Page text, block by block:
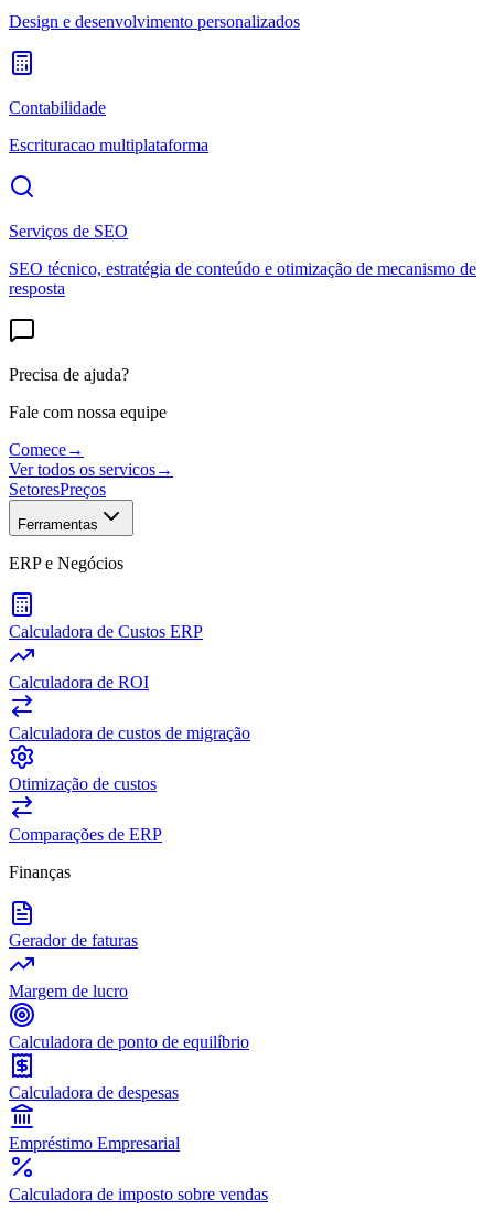
Design e desenvolvimento personalizados
Contabilidade
Escrituracao multiplataforma
Serviços de SEO
SEO técnico, estratégia de conteúdo e otimização de mecanismo de
resposta
Precisa de ajuda?
Fale com nossa equipe
Comece→
Ver todos os servicos→
SetoresPreços
Ferramentas
ERP e Negócios
Calculadora de Custos ERP
Calculadora de ROI
Calculadora de custos de migração
Otimização de custos
Comparações de ERP
Finanças
Gerador de faturas
Margem de lucro
Calculadora de ponto de equilíbrio
Calculadora de despesas
Empréstimo Empresarial
Calculadora de imposto sobre vendas